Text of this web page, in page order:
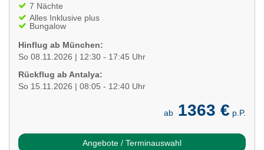
7 Nächte
Alles Inklusive plus
Bungalow
Hinflug ab München:
So 08.11.2026 | 12:30 - 17:45 Uhr
Rückflug ab Antalya:
So 15.11.2026 | 08:05 - 12:40 Uhr
ab 1363 € p.P.
Angebote / Terminauswahl